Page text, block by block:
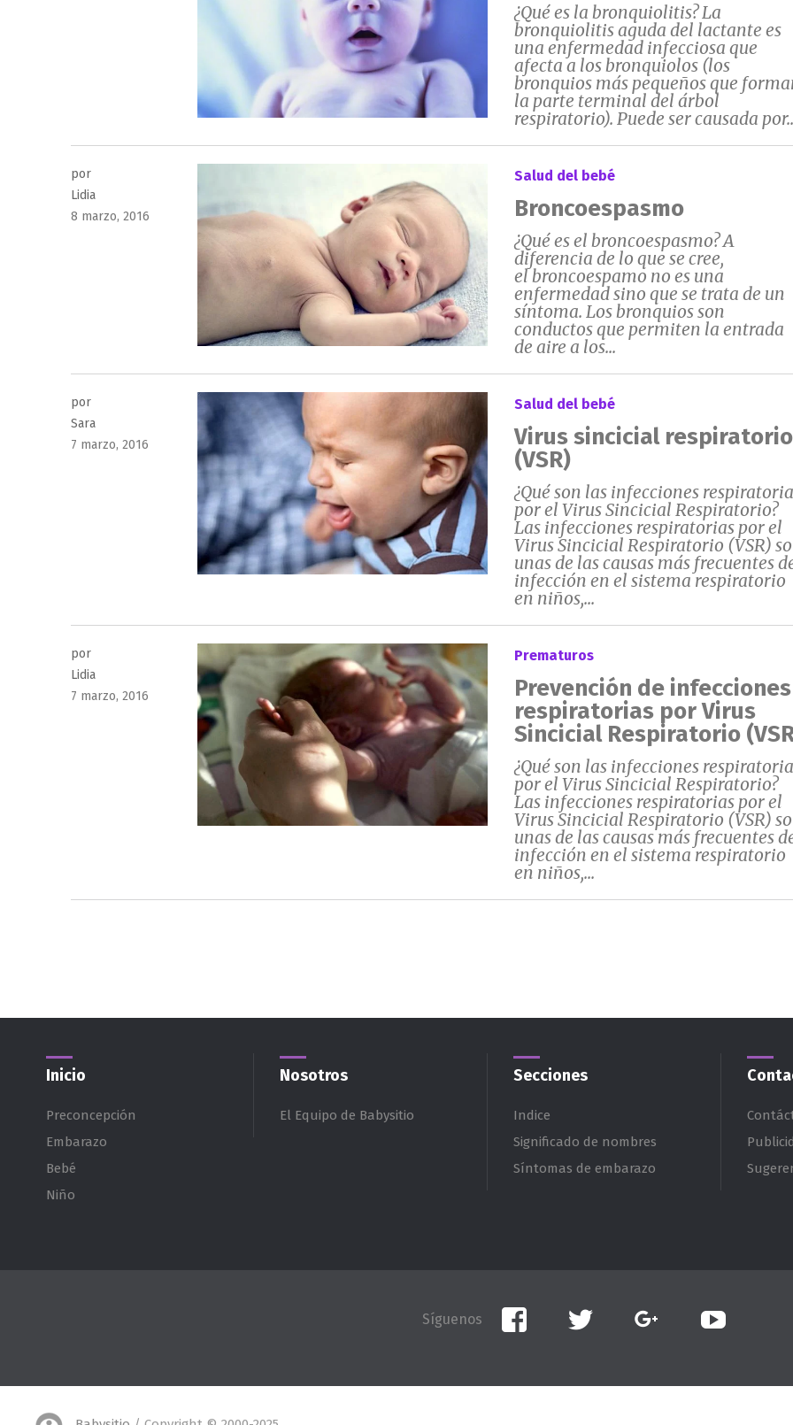
¿Qué es la bronquiolitis? La
bronquiolitis aguda del lactante es
una enfermedad infecciosa que
afecta a los bronquiolos (los
bronquios más pequeños que
la parte terminal del árbol
respiratorio). Puede ser causada
por
Lidia
Publicado
8 marzo, 2016
Salud del bebé
Broncoespasmo
¿Qué es el broncoespasmo? A
diferencia de lo que se cree,
el broncoespamo no es una
enfermedad sino que se trata de un
síntoma. Los bronquios son
conductos que permiten la entrada
de aire a los...
por
Sara
Publicado
7 marzo, 2016
Salud del bebé
Virus sincicial respiratorio
(VSR)
¿Qué son las infecciones
por el Virus Sincicial Respiratorio?
Las infecciones respiratorias por el
Virus Sincicial Respiratorio (VSR)
unas de las causas más frecuentes
infección en el sistema respiratorio
en niños,...
por
Lidia
Publicado
7 marzo, 2016
Prematuros
Prevención de infecciones
respiratorias por Virus
Sincicial Respiratorio
¿Qué son las infecciones
por el Virus Sincicial Respiratorio?
Las infecciones respiratorias por el
Virus Sincicial Respiratorio (VSR)
unas de las causas más frecuentes
infección en el sistema respiratorio
en niños,...
Inicio
Preconcepción
Embarazo
Bebé
Niño
Nosotros
El Equipo de Babysitio
Secciones
Indice
Significado de nombres
Síntomas de embarazo
Facebook Twitter Google+